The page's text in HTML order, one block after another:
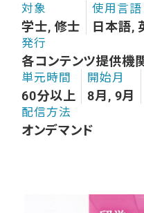
対象
学士, 修士
使用言語
日本語,
発行
各コンテンツ提供機
単元時間
60分以上
開始月
8月, 9月
配信方法
オンデマンド